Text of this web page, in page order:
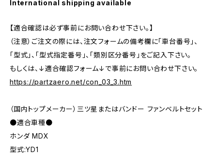
International shipping available
【適合確認は必ず事前にお問い合わせ下さい。】
（注意）ご注文の際には、注文フォームの備考欄に「車台番号」、
「型式」、「型式指定番号」、「類別区分番号」をご記入下さい。
もしくは、↓適合確認フォーム↓で事前にお問い合わせ下さい。
https://partzaero.net/con_03_3.htm
（国内トップメーカー）三ツ星またはバンドー ファンベルトセット
●適合車種●
ホンダ MDX
型式:YD1